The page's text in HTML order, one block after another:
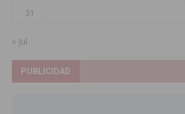
31
« Jul
PUBLICIDAD